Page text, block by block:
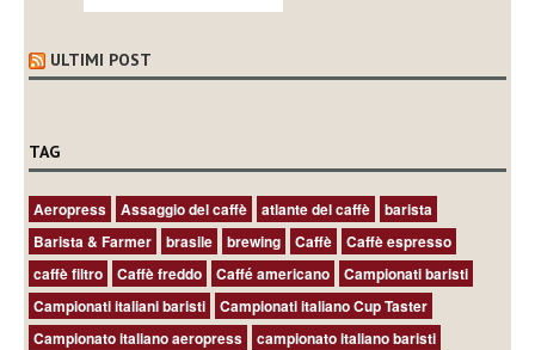
ULTIMI POST
TAG
Aeropress Assaggio del caffè atlante del caffè
barista
Barista & Farmer
brasile brewing Caffè
Caffè espresso
caffè filtro
Caffè freddo Caffé americano
Campionati baristi
Campionati italiani baristi
Campionati italiano Cup Taster
Campionato italiano aeropress
campionato italiano baristi